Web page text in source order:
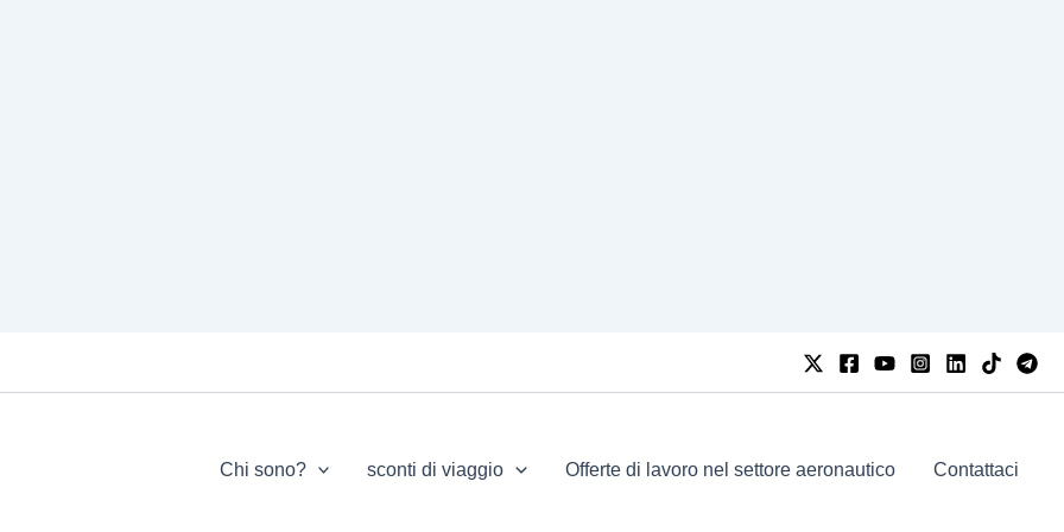
Chi sono? sconti di viaggio Offerte di lavoro nel settore aeronautico Contattaci